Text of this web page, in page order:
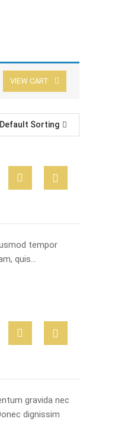
VIEW CART
Default Sorting
tempor
quis…
gravida nec
dignissim